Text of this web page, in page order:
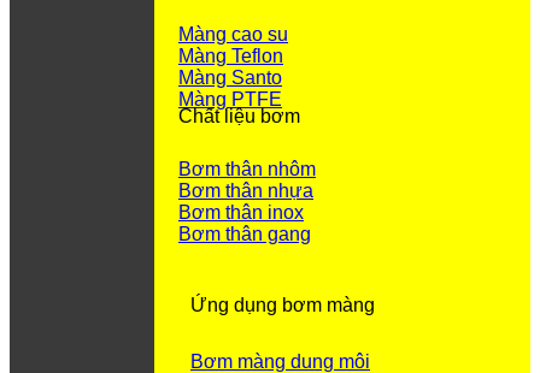
Màng cao su
Màng Teflon
Màng Santo
Màng PTFE
Chất liệu bơm
Bơm thân nhôm
Bơm thân nhựa
Bơm thân inox
Bơm thân gang
Ứng dụng bơm màng
Bơm màng dung môi